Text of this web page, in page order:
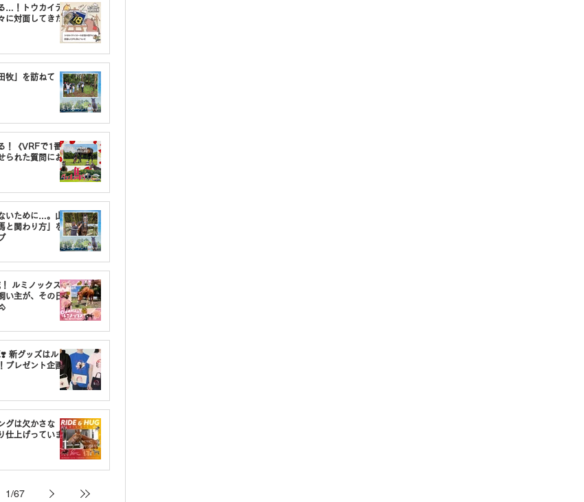
…！トウカイテ
に対面してきた
牧」を訪ねて
！《VRFで1番〇
られた質問にお
いために…。山
と関わり方」を
ルミノックスの
い主が、その日
新グッズはルミ
プレゼント企画
グは欠かさな
仕上げっていま
1/67